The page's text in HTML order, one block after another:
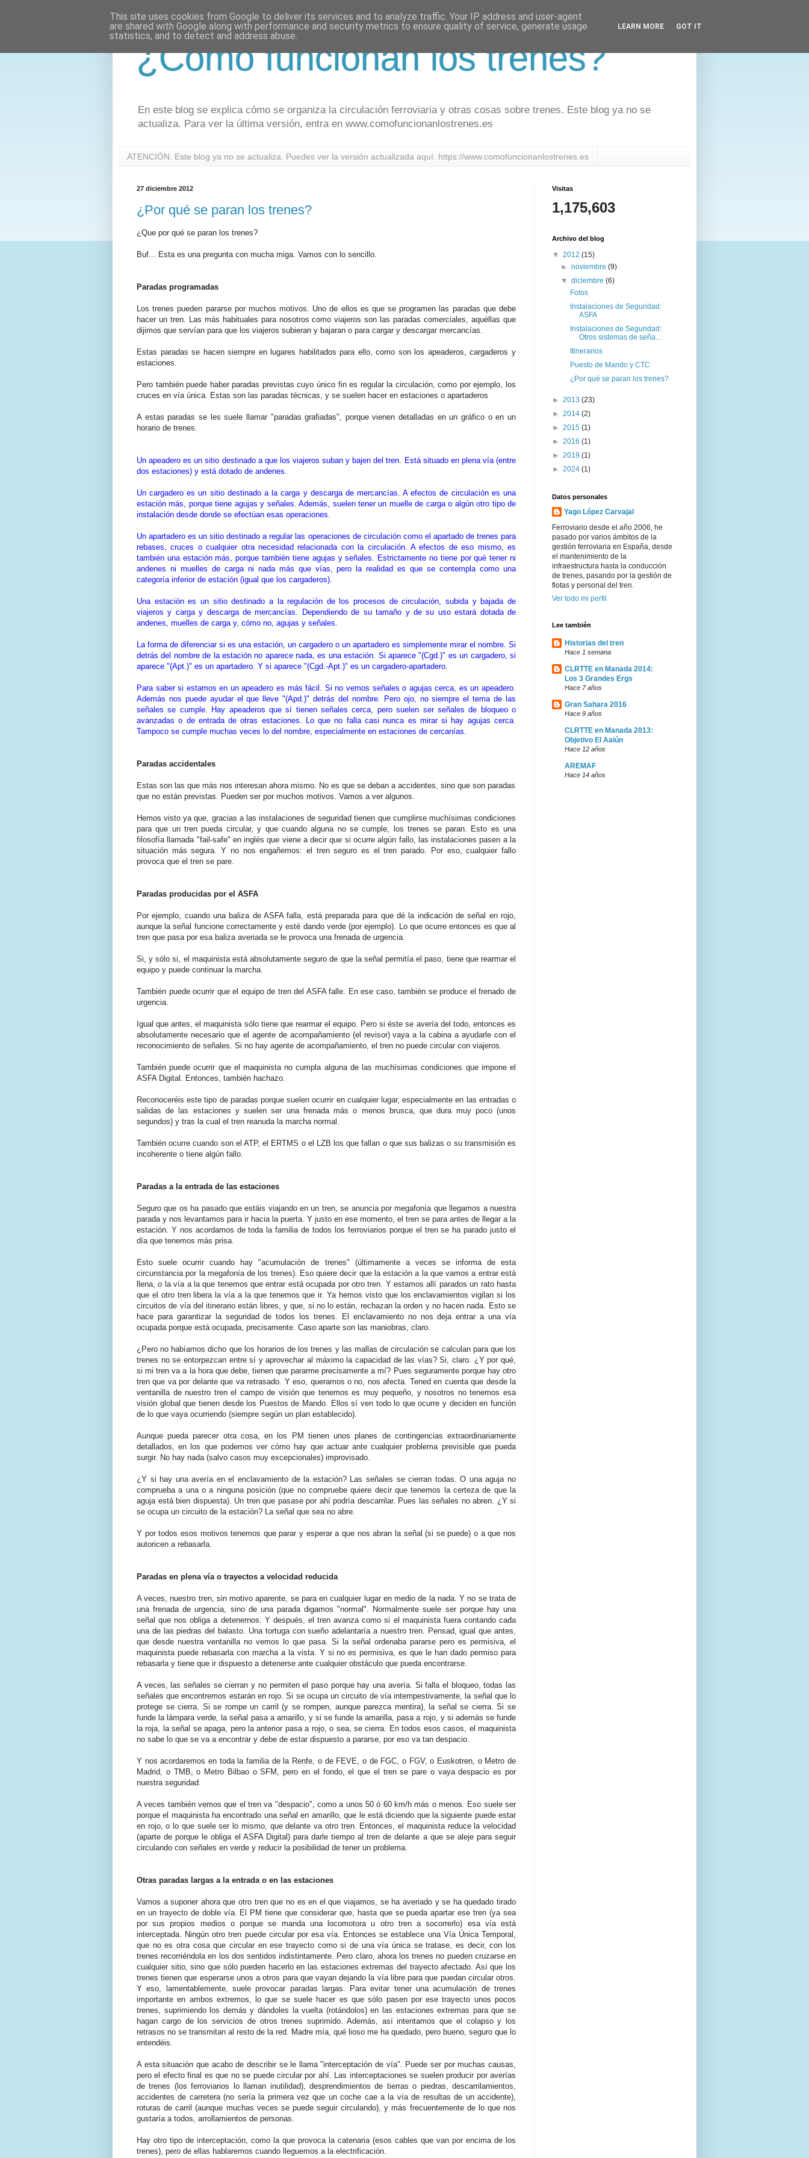
¿Cómo funcionan los trenes?
En este blog se explica cómo se organiza la circulación ferroviaria y otras cosas sobre trenes. Este blog ya no se
actualiza. Para ver la última versión, entra en www.comofuncionanlostrenes.es
ATENCIÓN. Este blog ya no se actualiza. Puedes ver la versión actualizada aquí: https://www.comofuncionanlostrenes.es
27 diciembre 2012
¿Por qué se paran los trenes?
¿Que por qué se paran los trenes?
Buf... Esta es una pregunta con mucha miga. Vamos con lo sencillo.
Paradas programadas
Los trenes pueden pararse por muchos motivos. Uno de ellos es que se programen las paradas que debe
hacer un tren. Las más habituales para nosotros como viajeros son las paradas comerciales, aquéllas que
dijimos que servían para que los viajeros subieran y bajaran o para cargar y descargar mercancías.
Estas paradas se hacen siempre en lugares habilitados para ello, como son los apeaderos, cargaderos y
estaciones.
Pero también puede haber paradas previstas cuyo único fin es regular la circulación, como por ejemplo, los
cruces en vía única. Estas son las paradas técnicas, y se suelen hacer en estaciones o apartaderos
A estas paradas se les suele llamar "paradas grafiadas", porque vienen detalladas en un gráfico o en un
horario de trenes.
Un apeadero es un sitio destinado a que los viajeros suban y bajen del tren. Está situado en plena vía (entre
dos estaciones) y está dotado de andenes.
Un cargadero es un sitio destinado a la carga y descarga de mercancías. A efectos de circulación es una
estación más, porque tiene agujas y señales. Además, suelen tener un muelle de carga o algún otro tipo de
instalación desde donde se efectúan esas operaciones.
Un apartadero es un sitio destinado a regular las operaciones de circulación como el apartado de trenes para
rebases, cruces o cualquier otra necesidad relacionada con la circulación. A efectos de eso mismo, es
también una estación más, porque también tiene agujas y señales. Estrictamente no tiene por qué tener ni
andenes ni muelles de carga ni nada más que vías, pero la realidad es que se contempla como una
categoría inferior de estación (igual que los cargaderos).
Una estación es un sitio destinado a la regulación de los procesos de circulación, subida y bajada de
viajeros y carga y descarga de mercancías. Dependiendo de su tamaño y de su uso estará dotada de
andenes, muelles de carga y, cómo no, agujas y señales.
La forma de diferenciar si es una estación, un cargadero o un apartadero es simplemente mirar el nombre. Si
detrás del nombre de la estación no aparece nada, es una estación. Si aparece "(Cgd.)" es un cargadero, si
aparece "(Apt.)" es un apartadero. Y si aparece "(Cgd.-Apt.)" es un cargadero-apartadero.
Para saber si estamos en un apeadero es más fácil. Si no vemos señales o agujas cerca, es un apeadero.
Además nos puede ayudar el que lleve "(Apd.)" detrás del nombre. Pero ojo, no siempre el tema de las
señales se cumple. Hay apeaderos que sí tienen señales cerca, pero suelen ser señales de bloqueo o
avanzadas o de entrada de otras estaciones. Lo que no falla casi nunca es mirar si hay agujas cerca.
Tampoco se cumple muchas veces lo del nombre, especialmente en estaciones de cercanías.
Paradas accidentales
Estas son las que más nos interesan ahora mismo. No es que se deban a accidentes, sino que son paradas
que no están previstas. Pueden ser por muchos motivos. Vamos a ver algunos.
Hemos visto ya que, gracias a las instalaciones de seguridad tienen que cumplirse muchísimas condiciones
para que un tren pueda circular, y que cuando alguna no se cumple, los trenes se paran. Esto es una
filosofía llamada "fail-safe" en inglés que viene a decir que si ocurre algún fallo, las instalaciones pasen a la
situación más segura. Y no nos engañemos: el tren seguro es el tren parado. Por eso, cualquier fallo
provoca que el tren se pare.
Paradas producidas por el ASFA
Por ejemplo, cuando una baliza de ASFA falla, está preparada para que dé la indicación de señal en rojo,
aunque la señal funcione correctamente y esté dando verde (por ejemplo). Lo que ocurre entonces es que al
tren que pasa por esa baliza averiada se le provoca una frenada de urgencia.
Si, y sólo si, el maquinista está absolutamente seguro de que la señal permitía el paso, tiene que rearmar el
equipo y puede continuar la marcha.
También puede ocurrir que el equipo de tren del ASFA falle. En ese caso, también se produce el frenado de
urgencia.
Igual que antes, el maquinista sólo tiene que rearmar el equipo. Pero si éste se avería del todo, entonces es
absolutamente necesario que el agente de acompañamiento (el revisor) vaya a la cabina a ayudarle con el
reconocimiento de señales. Si no hay agente de acompañamiento, el tren no puede circular con viajeros.
También puede ocurrir que el maquinista no cumpla alguna de las muchísimas condiciones que impone el
ASFA Digital. Entonces, también hachazo.
Reconoceréis este tipo de paradas porque suelen ocurrir en cualquier lugar, especialmente en las entradas o
salidas de las estaciones y suelen ser una frenada más o menos brusca, que dura muy poco (unos
segundos) y tras la cual el tren reanuda la marcha normal.
También ocurre cuando son el ATP, el ERTMS o el LZB los que fallan o que sus balizas o su transmisión es
incoherente o tiene algún fallo.
Paradas a la entrada de las estaciones
Seguro que os ha pasado que estáis viajando en un tren, se anuncia por megafonía que llegamos a nuestra
parada y nos levantamos para ir hacia la puerta. Y justo en ese momento, el tren se para antes de llegar a la
estación. Y nos acordamos de toda la familia de todos los ferroviarios porque el tren se ha parado justo el
día que tenemos más prisa.
Esto suele ocurrir cuando hay "acumulación de trenes" (últimamente a veces se informa de esta
circunstancia por la megafonía de los trenes). Eso quiere decir que la estación a la que vamos a entrar está
llena, o la vía a la que tenemos que entrar está ocupada por otro tren. Y estamos allí parados un rato hasta
que el otro tren libera la vía a la que tenemos que ir. Ya hemos visto que los enclavamientos vigilan si los
circuitos de vía del itinerario están libres, y que, si no lo están, rechazan la orden y no hacen nada. Esto se
hace para garantizar la seguridad de todos los trenes. El enclavamiento no nos deja entrar a una vía
ocupada porque está ocupada, precisamente. Caso aparte son las maniobras, claro.
¿Pero no habíamos dicho que los horarios de los trenes y las mallas de circulación se calculan para que los
trenes no se entorpezcan entre sí y aprovechar al máximo la capacidad de las vías? Si, claro. ¿Y por qué,
si mi tren va a la hora que debe, tienen que pararme precisamente a mí? Pues seguramente porque hay otro
tren que va por delante que va retrasado. Y eso, queramos o no, nos afecta. Tened en cuenta que desde la
ventanilla de nuestro tren el campo de visión que tenemos es muy pequeño, y nosotros no tenemos esa
visión global que tienen desde los Puestos de Mando. Ellos sí ven todo lo que ocurre y deciden en función
de lo que vaya ocurriendo (siempre según un plan establecido).
Aunque pueda parecer otra cosa, en los PM tienen unos planes de contingencias extraordinariamente
detallados, en los que podemos ver cómo hay que actuar ante cualquier problema previsible que pueda
surgir. No hay nada (salvo casos muy excepcionales) improvisado.
¿Y si hay una avería en el enclavamiento de la estación? Las señales se cierran todas. O una aguja no
comprueba a una o a ninguna posición (que no compruebe quiere decir que tenemos la certeza de que la
aguja está bien dispuesta). Un tren que pasase por ahí podría descarrilar. Pues las señales no abren. ¿Y si
se ocupa un circuito de la estación? La señal que sea no abre.
Y por todos esos motivos tenemos que parar y esperar a que nos abran la señal (si se puede) o a que nos
autoricen a rebasarla.
Paradas en plena vía o trayectos a velocidad reducida
A veces, nuestro tren, sin motivo aparente, se para en cualquier lugar en medio de la nada. Y no se trata de
una frenada de urgencia, sino de una parada digamos "normal". Normalmente suele ser porque hay una
señal que nos obliga a detenernos. Y después, el tren avanza como si el maquinista fuera contando cada
una de las piedras del balasto. Una tortuga con sueño adelantaría a nuestro tren. Pensad, igual que antes,
que desde nuestra ventanilla no vemos lo que pasa. Si la señal ordenaba pararse pero es permisiva, el
maquinista puede rebasarla con marcha a la vista. Y si no es permisiva, es que le han dado permiso para
rebasarla y tiene que ir dispuesto a detenerse ante cualquier obstáculo que pueda encontrarse.
A veces, las señales se cierran y no permiten el paso porque hay una avería. Si falla el bloqueo, todas las
señales que encontremos estarán en rojo. Si se ocupa un circuito de vía intempestivamente, la señal que lo
protege se cierra. Si se rompe un carril (y se rompen, aunque parezca mentira), la señal se cierra. Si se
funde la lámpara verde, la señal pasa a amarillo, y si se funde la amarilla, pasa a rojo, y si además se funde
la roja, la señal se apaga, pero la anterior pasa a rojo, o sea, se cierra. En todos esos casos, el maquinista
no sabe lo que se va a encontrar y debe de estar dispuesto a pararse, por eso va tan despacio.
Y nos acordaremos en toda la familia de la Renfe, o de FEVE, o de FGC, o FGV, o Euskotren, o Metro de
Madrid, o TMB, o Metro Bilbao o SFM, pero en el fondo, el que el tren se pare o vaya despacio es por
nuestra seguridad.
A veces también vemos que el tren va "despacio", como a unos 50 ó 60 km/h más o menos. Eso suele ser
porque el maquinista ha encontrado una señal en amarillo, que le está diciendo que la siguiente puede estar
en rojo, o lo que suele ser lo mismo, que delante va otro tren. Entonces, el maquinista reduce la velocidad
(aparte de porque le obliga el ASFA Digital) para darle tiempo al tren de delante a que se aleje para seguir
circulando con señales en verde y reducir la posibilidad de tener un problema.
Otras paradas largas a la entrada o en las estaciones
Vamos a suponer ahora que otro tren que no es en el que viajamos, se ha averiado y se ha quedado tirado
en un trayecto de doble vía. El PM tiene que considerar que, hasta que se pueda apartar ese tren (ya sea
por sus propios medios o porque se manda una locomotora u otro tren a socorrerlo) esa vía está
interceptada. Ningún otro tren puede circular por esa vía. Entonces se establece una Vía Única Temporal,
que no es otra cosa que circular en ese trayecto como si de una vía única se tratase, es decir, con los
trenes recorriéndola en los dos sentidos indistintamente. Pero claro, ahora los trenes no pueden cruzarse en
cualquier sitio, sino que sólo pueden hacerlo en las estaciones extremas del trayecto afectado. Así que los
trenes tienen que esperarse unos a otros para que vayan dejando la vía libre para que puedan circular otros.
Y eso, lamentablemente, suele provocar paradas largas. Para evitar tener una acumulación de trenes
importante en ambos extremos, lo que se suele hacer es que sólo pasen por ese trayecto unos pocos
trenes, suprimiendo los demás y dándoles la vuelta (rotándolos) en las estaciones extremas para que se
hagan cargo de los servicios de otros trenes suprimido. Además, así intentamos que el colapso y los
retrasos no se transmitan al resto de la red. Madre mía, qué lioso me ha quedado, pero bueno, seguro que lo
entendéis.
A esta situación que acabo de describir se le llama "interceptación de vía". Puede ser por muchas causas,
pero el efecto final es que no se puede circular por ahí. Las interceptaciones se suelen producir por averías
de trenes (los ferroviarios lo llaman inutilidad), desprendimientos de tierras o piedras, descarrilamientos,
accidentes de carretera (no sería la primera vez que un coche cae a la vía de resultas de un accidente),
roturas de carril (aunque muchas veces se puede seguir circulando), y más frecuentemente de lo que nos
gustaría a todos, arrollamientos de personas.
Hay otro tipo de interceptación, como la que provoca la catenaria (esos cables que van por encima de los
trenes), pero de ellas hablaremos cuando lleguemos a la electrificación.
Visitas
1,175,603
Archivo del blog
▼ 2012 (15)
►noviembre(9)
▼diciembre(6)
Fotos
Instalaciones de Seguridad:
ASFA
Instalaciones de Seguridad:
Otros sistemas de seña...
Itinerarios
Puesto de Mando y CTC
¿Por qué se paran los trenes?
► 2013 (23)
► 2014 (2)
► 2015 (1)
► 2016 (1)
► 2019 (1)
► 2024 (1)
Datos personales
Yago López Carvajal
Ferroviario desde el año 2006, he
pasado por varios ámbitos de la
gestión ferroviaria en España, desde
el mantenimiento de la
infraestructura hasta la conducción
de trenes, pasando por la gestión de
flotas y personal del tren.
Ver todo mi perfil
Lee también
Historias del tren
Hace 1 semana
CLRTTE en Manada 2014:
Los 3 Grandes Ergs
Hace 7 años
Gran Sahara 2016
Hace 9 años
CLRTTE en Manada 2013:
Objetivo El Aaiún
Hace 12 años
AREMAF
Hace 14 años
This site uses cookies from Google to deliver its services and to analyze traffic. Your IP address and user-agent
are shared with Google along with performance and security metrics to ensure quality of service, generate usage
statistics, and to detect and address abuse.
LEARN MORE GOT IT